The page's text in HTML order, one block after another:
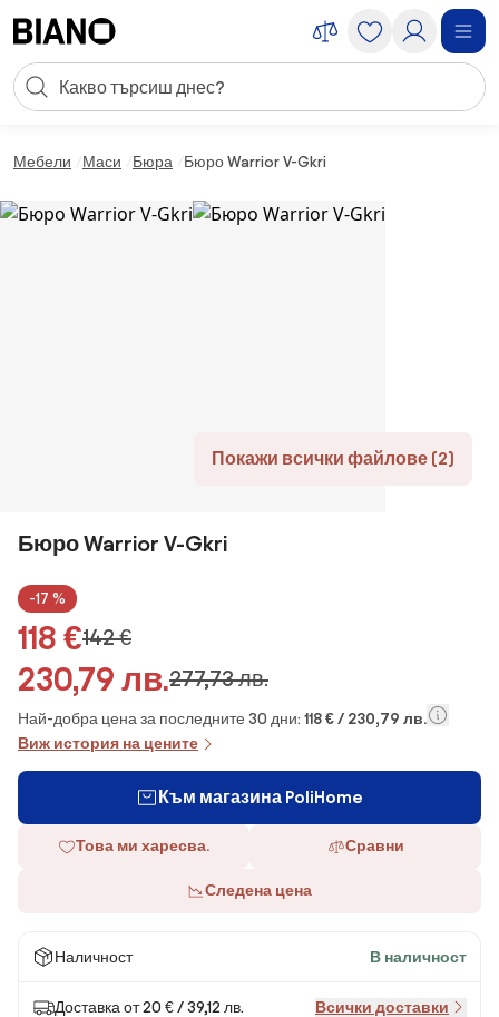
Търсене
Мебели Маси Бюра Бюро Warrior V-Gkri
Покажи всички файлове (2)
Бюро Warrior V-Gkri
-17 %
118 €142 €
230,79 лв.277,73 лв.
Най-добра цена за последните 30 дни: 118 € / 230,79 лв.
Виж история на цените
Към магазина PoliHome
Това ми харесва. Сравни
Следена цена
Наличност В наличност
Доставка от 20 € / 39,12 лв. Всички доставки